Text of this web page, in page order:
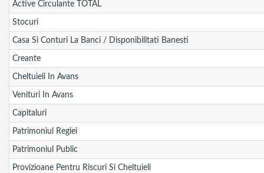
Active Circulante TOTAL
Stocuri
Casa Si Conturi La Banci / Disponibilitati Banesti
Creante
Cheltuieli In Avans
Venituri In Avans
Capitaluri
Patrimoniul Regiei
Patrimoniul Public
Provizioane Pentru Riscuri Si Cheltuieli